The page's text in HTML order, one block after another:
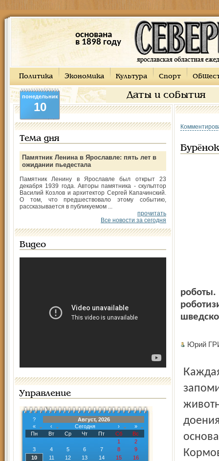
основана
в 1898 году
Политика Экономика Культура Спорт
Даты и события
понедельник
10
Тема дня
Памятник Ленина в Ярославле: пять лет в
ожидании пьедестала
Памятник Ленину в Ярославле был открыт 23
декабря 1939 года. Авторы памятника - скульптор
Василий Козлов и архитектор Сергей Капачинский.
О том, что предшествовало этому событию,
рассказывается в публикуемом ...
прочитать
Все новости за сегодня
Видео
Управление
?
Август, 2026
«
‹ Сегодня ›
»
Пн
Вт Ср Чт Пт Сб
Вс
1
2
3
4 5 6 7 8
9
10
11 12 13 14 15
16
роботы.
Юрий
Каждая корова оснащена там электронным